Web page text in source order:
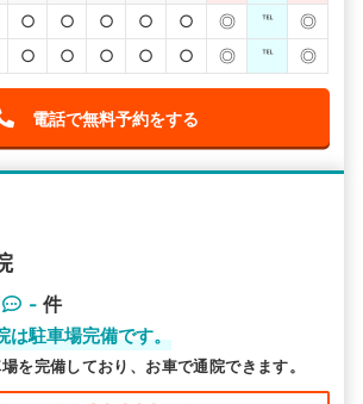
○ ○ ○ ○ ○ ◎ ℡
◎
○ ○ ○ ○ ○ ◎ ℡ ◎
電話で無料予約をする
- 件
は駐車場完備です。
を完備しており、お車で通院できます。